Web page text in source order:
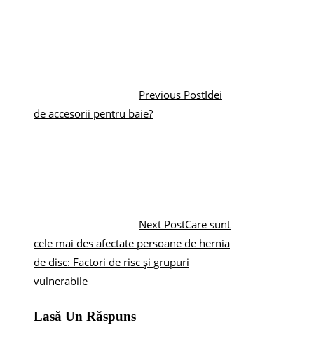
Previous PostIdei
de accesorii pentru baie?
Next PostCare sunt
cele mai des afectate persoane de hernia
de disc: Factori de risc și grupuri
vulnerabile
Lasă Un Răspuns